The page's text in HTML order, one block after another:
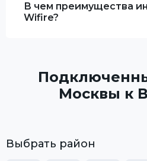
В чем преимущества
Wifire?
Москвы к
Выбрать район